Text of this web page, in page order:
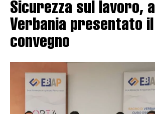
Sicurezza sul lavoro, a
Verbania presentato il
convegno